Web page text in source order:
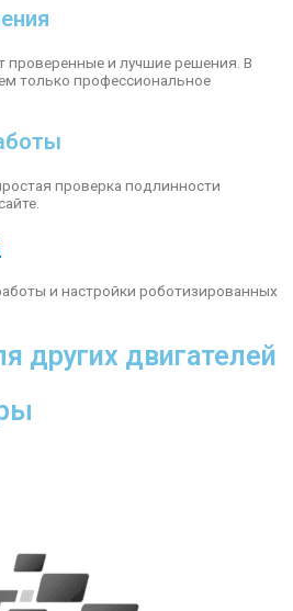
проверенные и лучшие решения. В
только профессиональное
проверка подлинности
и настройки роботизированных
других двигателей